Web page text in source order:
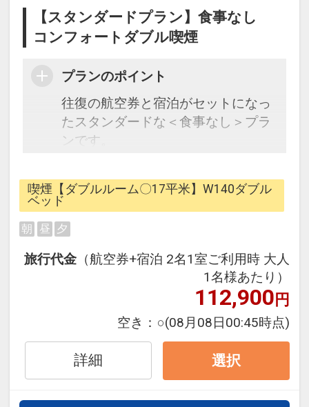
【スタンダードプラン】食事なし
コンフォートダブル喫煙
プランのポイント
往復の航空券と宿泊がセットになっ
たスタンダードな＜食事なし＞プラ
ンです。
できるダイナミックパッケージだか
ら、一都市滞在はもちろん周遊旅行
にも最適！
旅行期間中の1泊だけの宿泊や延
泊・飛び泊なども自由自在です。
フライトは、安心のJAL（または
JALグループ）確約！フライトマイ
オプションでレンタカーや現地交
通・体験プランなどの追加（同時予
約）が可能なプランもございます。
喫煙【ダブルルーム〇17平米】W140ダブル
ベッド
朝 昼 夕
旅行代金 （航空券+宿泊 2名1室ご利用時 大人
1名様あたり）
112,900円
空き： ○(08月08日00:45時点)
詳細 選択